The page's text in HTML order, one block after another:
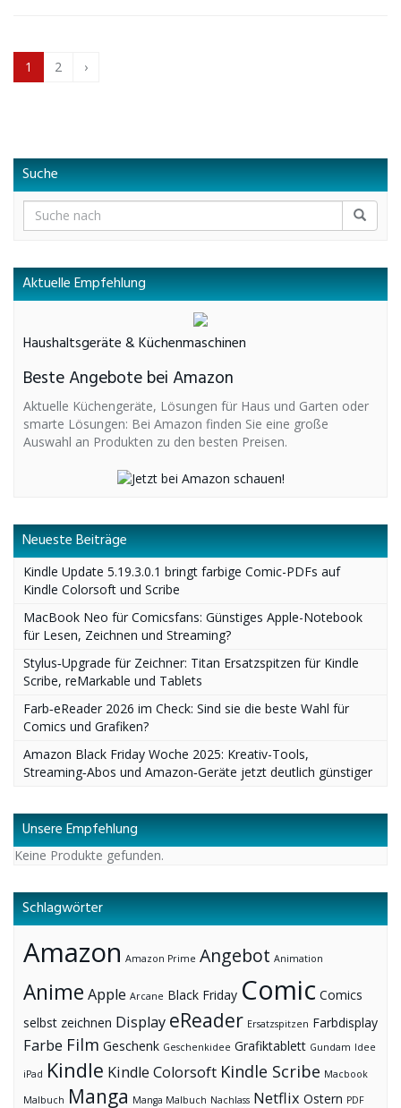
1 2 ›
Suche
Aktuelle Empfehlung
Haushaltsgeräte & Küchenmaschinen
Beste Angebote bei Amazon
Aktuelle Küchengeräte, Lösungen für Haus und Garten oder
smarte Lösungen: Bei Amazon finden Sie eine große
Auswahl an Produkten zu den besten Preisen.
Neueste Beiträge
Kindle Update 5.19.3.0.1 bringt farbige Comic-PDFs auf
Kindle Colorsoft und Scribe
MacBook Neo für Comicsfans: Günstiges Apple-Notebook
für Lesen, Zeichnen und Streaming?
Stylus‑Upgrade für Zeichner: Titan Ersatzspitzen für Kindle
Scribe, reMarkable und Tablets
Farb‑eReader 2026 im Check: Sind sie die beste Wahl für
Comics und Grafiken?
Amazon Black Friday Woche 2025: Kreativ-Tools,
Streaming‑Abos und Amazon‑Geräte jetzt deutlich günstiger
Unsere Empfehlung
Keine Produkte gefunden.
Schlagwörter
Amazon Amazon Prime Angebot Animation
Anime Apple Arcane Black Friday Comic Comics
selbst zeichnen Display eReader Ersatzspitzen Farbdisplay
Farbe Film Geschenk Geschenkidee Grafiktablett Gundam Idee
iPad Kindle Kindle Colorsoft Kindle Scribe Macbook
Malbuch Manga Manga Malbuch Nachlass Netflix Ostern PDF